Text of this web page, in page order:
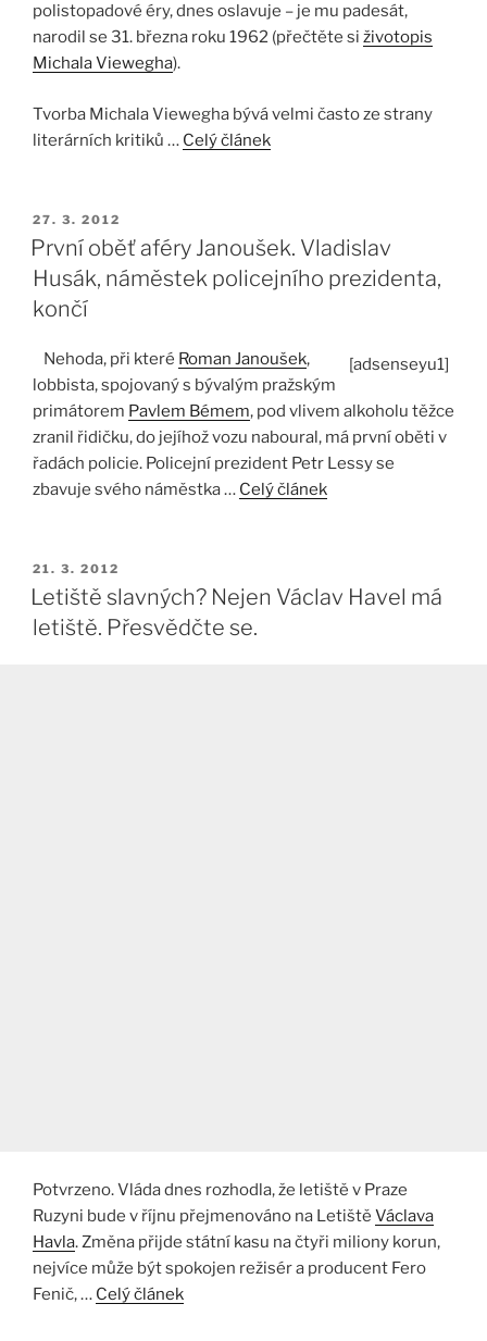
polistopadové éry, dnes oslavuje – je mu padesát,
narodil se 31. března roku 1962 (přečtěte si životopis
Michala Viewegha).
Tvorba Michala Viewegha bývá velmi často ze strany
literárních kritiků … Celý článek
PUBLIKOVÁNO
27. 3. 2012
První oběť aféry Janoušek. Vladislav
Husák, náměstek policejního prezidenta,
končí
[adsenseyu1]
Nehoda, při které Roman Janoušek,
lobbista, spojovaný s bývalým pražským
primátorem Pavlem Bémem, pod vlivem alkoholu těžce
zranil řidičku, do jejíhož vozu naboural, má první oběti v
řadách policie. Policejní prezident Petr Lessy se
zbavuje svého náměstka … Celý článek
PUBLIKOVÁNO
21. 3. 2012
Letiště slavných? Nejen Václav Havel má
letiště. Přesvědčte se.
Potvrzeno. Vláda dnes rozhodla, že letiště v Praze
Ruzyni bude v říjnu přejmenováno na Letiště Václava
Havla. Změna přijde státní kasu na čtyři miliony korun,
nejvíce může být spokojen režisér a producent Fero
Fenič, … Celý článek